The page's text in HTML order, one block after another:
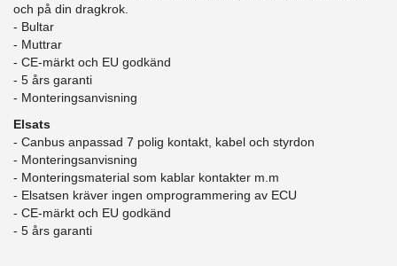
och på din dragkrok.
- Bultar
- Muttrar
- CE-märkt och EU godkänd
​- 5 års garanti
- Monteringsanvisning
Elsats
- Canbus anpassad 7 polig kontakt, kabel och styrdon
- Monteringsanvisning
- Monteringsmaterial som kablar kontakter m.m
- Elsatsen kräver ingen omprogrammering av ECU
- CE-märkt och EU godkänd
​- 5 års garanti